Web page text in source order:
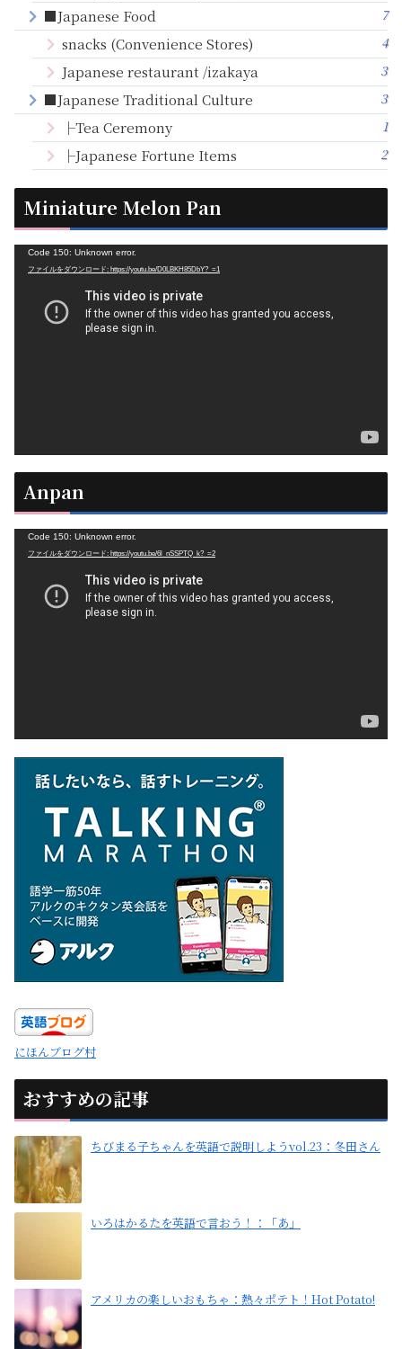
■Japanese Food 7
snacks (Convenience Stores) 4
Japanese restaurant /izakaya 3
■Japanese Traditional Culture 3
├Tea Ceremony 1
├Japanese Fortune Items 2
Miniature Melon Pan
Code 150: Unknown error.
ファイルをダウンロード: https://youtu.be/D0LBKH85DbY?_=1
Anpan
Code 150: Unknown error.
ファイルをダウンロード: https://youtu.be/6l_nSSPTQ_k?_=2
にほんブログ村
おすすめの記事
ちびまる子ちゃんを英語で説明しようvol.23：冬田さん
いろはかるたを英語で言おう！：「あ」
アメリカの楽しいおもちゃ：熱々ポテト！Hot Potato!